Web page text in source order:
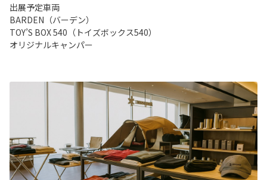
出展予定車両
BARDEN（バーデン）
TOY’S BOX 540（トイズボックス540）
オリジナルキャンパー